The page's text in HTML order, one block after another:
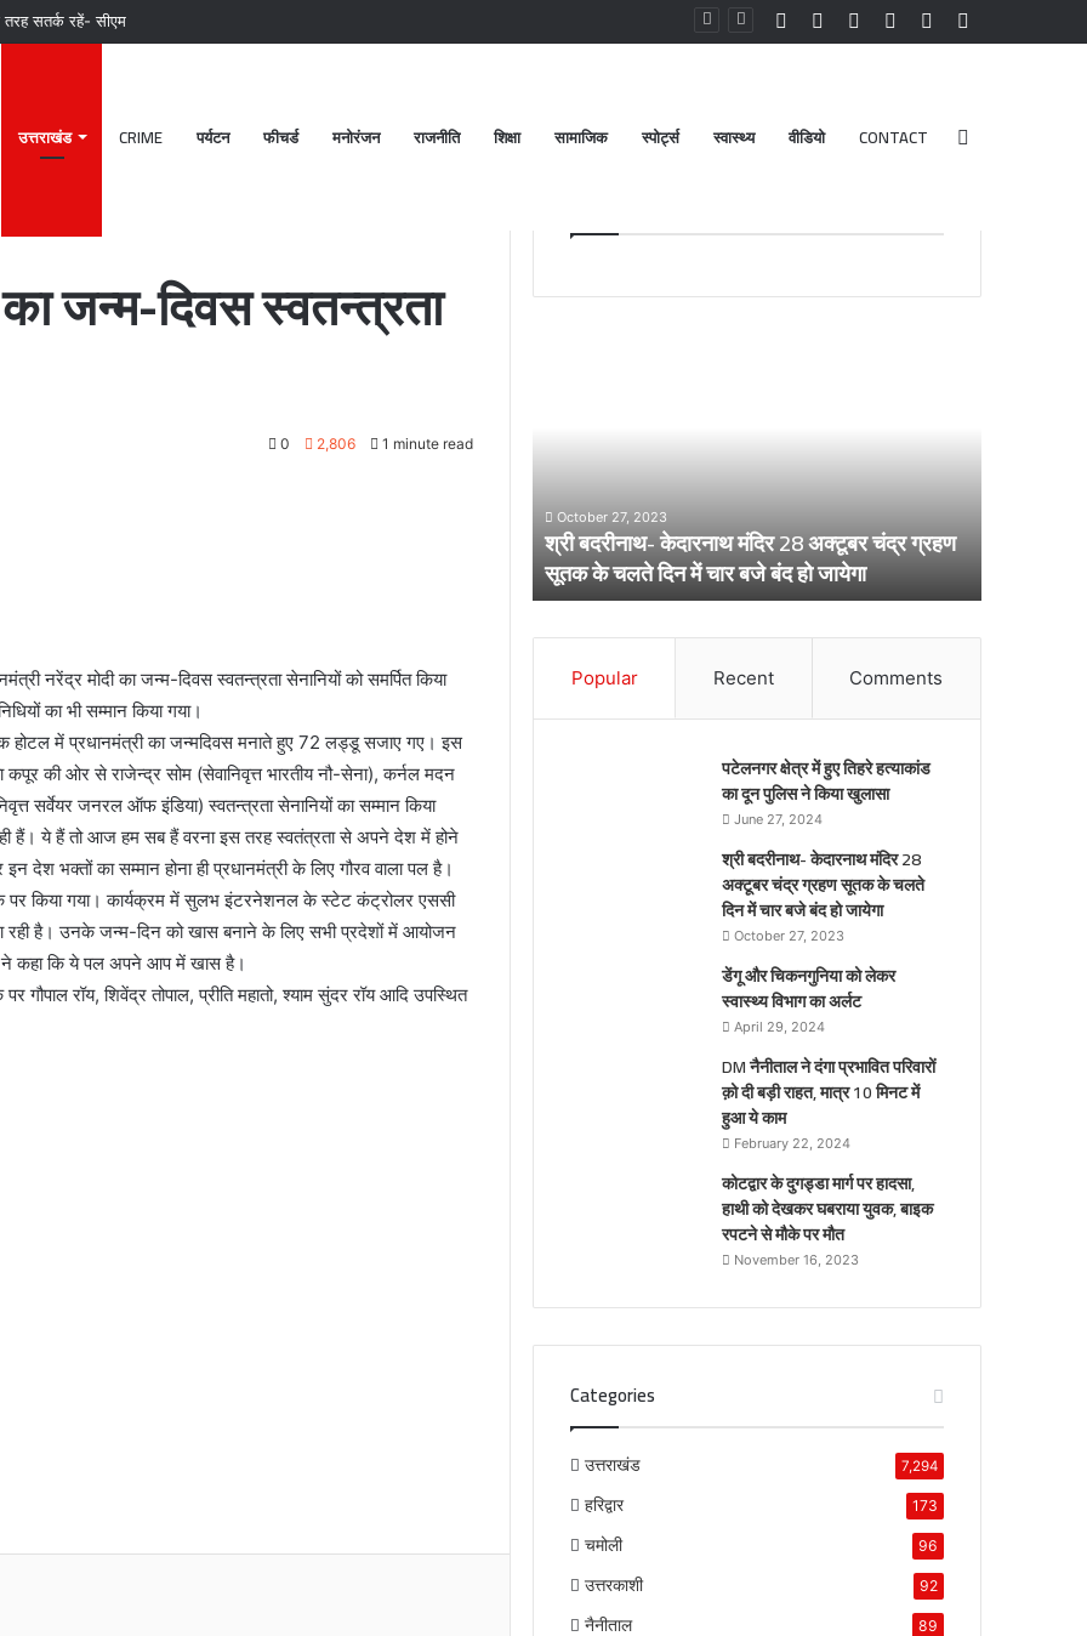
तरह सतर्क रहें- सीएम
Random
Log
Instagram
YouTube
Facebook
उत्तराखंड CRIME पर्यटन फीचर्ड मनोरंजन राजनीति शिक्षा सामाजिक स्पोर्ट्स स्वास्थ्य वीडियो CONTACT
सेनानियों को समर्पित
जन्म-दिवस स्वतन्त्रता
0 2,806 1 minute read
मोदी का जन्म-दिवस स्वतन्त्रता सेनानियों को समर्पित किया
का भी सम्मान किया गया।
में प्रधानमंत्री का जन्मदिवस मनाते हुए 72 लड्डू सजाए गए। इस
कपूर की ओर से राजेन्द्र सोम (सेवानिवृत्त भारतीय नौ-सेना), कर्नल मदन
सर्वेयर जनरल ऑफ इंडिया) स्वतन्त्रता सेनानियों का सम्मान किया
हैं। ये हैं तो आज हम सब हैं वरना इस तरह स्वतंत्रता से अपने देश में होने
देश भक्तों का सम्मान होना ही प्रधानमंत्री के लिए गौरव वाला पल है।
पर किया गया। कार्यक्रम में सुलभ इंटरनेशनल के स्टेट कंट्रोलर एससी
है। उनके जन्म-दिन को खास बनाने के लिए सभी प्रदेशों में आयोजन
ने कहा कि ये पल अपने आप में खास है।
गौपाल रॉय, शिवेंद्र तोपाल, प्रीति महातो, श्याम सुंदर रॉय आदि उपस्थित
ग्रहण
सूतक
के
चलते
October 27, 2023
श्री बदरीनाथ- केदारनाथ मंदिर 28 अक्टूबर चंद्र ग्रहण
सूतक के चलते दिन में चार बजे बंद हो जायेगा
Popular Recent Comments
पटेलनगर क्षेत्र में हुए तिहरे हत्याकांड
का दून पुलिस ने किया खुलासा
June 27, 2024
श्री बदरीनाथ- केदारनाथ मंदिर 28
अक्टूबर चंद्र ग्रहण सूतक के चलते
दिन में चार बजे बंद हो जायेगा
October 27, 2023
डेंगू और चिकनगुनिया को लेकर
स्वास्थ्य विभाग का अर्लट
April 29, 2024
DM नैनीताल ने दंगा प्रभावित परिवारों
क़ो दी बड़ी राहत, मात्र 10 मिनट में
हुआ ये काम
February 22, 2024
कोटद्वार के दुगड्डा मार्ग पर हादसा,
हाथी को देखकर घबराया युवक, बाइक
रपटने से मौके पर मौत
November 16, 2023
Categories
उत्तराखंड 7,294
हरिद्वार 173
चमोली 96
उत्तरकाशी 92
नैनीताल 89